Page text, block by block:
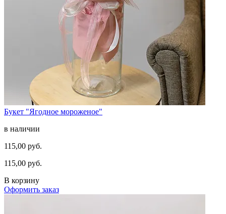
Букет "Ягодное мороженое"
в наличии
115,00 руб.
115,00 руб.
В корзину
Оформить заказ